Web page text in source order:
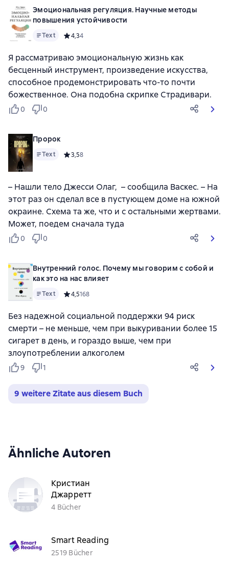
Эмоциональная регуляция. Научные методы
повышения устойчивости
Text Средний рейтинг 4,3 на основе 4 оценок
4,34
Я рассматриваю эмоциональную жизнь как
бесценный инструмент, произведение искусства,
способное продемонстрировать что-то почти
божественное. Она подобна скрипке Страдивари.
0 0
Пророк
Text Средний рейтинг 3,5 на основе 8 оценок
3,58
– Нашли тело Джесси Олаг, – сообщила Васкес. – На
этот раз он сделал все в пустующем доме на южной
окраине. Схема та же, что и с остальными жертвами.
Может, поедем сначала туда
0 0
Внутренний голос. Почему мы говорим с собой и
как это на нас влияет
Text Средний рейтинг 4,5 на основе 168 оценок
4,5168
Без надежной социальной поддержки 94 риск
смерти – не меньше, чем при выкуривании более 15
сигарет в день, и гораздо выше, чем при
злоупотреблении алкоголем
9 1
9 weitere Zitate aus diesem Buch
Ähnliche Autoren
Кристиан
Джарретт
4 Bücher
Smart Reading
2519 Bücher